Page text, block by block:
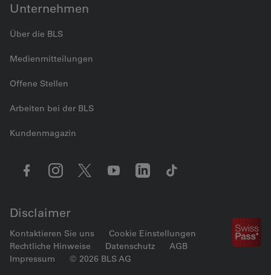
Unternehmen
Über die BLS
Medienmitteilungen
Offene Stellen
Arbeiten bei der BLS
Kundenmagazin
Disclaimer
Kontaktieren Sie uns
Cookie Einstellungen
Rechtliche Hinweise
Datenschutz
AGB
Impressum
© 2026 BLS AG